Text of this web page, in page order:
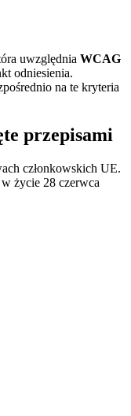
uwzględnia WCAG
odniesienia.
na te kryteria
przepisami
członkowskich UE.
życie 28 czerwca